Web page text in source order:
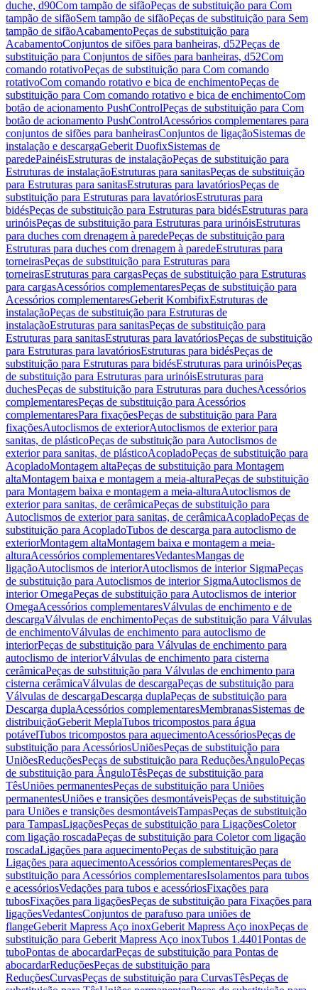
duche, d90Com tampão de sifãoPeças de substituição para Com
tampão de sifãoSem tampão de sifãoPeças de substituição para Sem
tampão de sifãoAcabamentoPeças de substituição para
AcabamentoConjuntos de sifões para banheiras, d52Peças de
substituição para Conjuntos de sifões para banheiras, d52Com
comando rotativoPeças de substituição para Com comando
rotativoCom comando rotativo e bica de enchimentoPeças de
substituição para Com comando rotativo e bica de enchimentoCom
botão de acionamento PushControlPeças de substituição para Com
botão de acionamento PushControlAcessórios complementares para
conjuntos de sifões para banheirasConjuntos de ligaçãoSistemas de
instalação e descargaGeberit DuofixSistemas de
paredePainéisEstruturas de instalaçãoPeças de substituição para
Estruturas de instalaçãoEstruturas para sanitasPeças de substituição
para Estruturas para sanitasEstruturas para lavatóriosPeças de
substituição para Estruturas para lavatóriosEstruturas para
bidésPeças de substituição para Estruturas para bidésEstruturas para
urinóisPeças de substituição para Estruturas para urinóisEstruturas
para duches com drenagem à paredePeças de substituição para
Estruturas para duches com drenagem à paredeEstruturas para
torneirasPeças de substituição para Estruturas para
torneirasEstruturas para cargasPeças de substituição para Estruturas
para cargasAcessórios complementaresPeças de substituição para
Acessórios complementaresGeberit KombifixEstruturas de
instalaçãoPeças de substituição para Estruturas de
instalaçãoEstruturas para sanitasPeças de substituição para
Estruturas para sanitasEstruturas para lavatóriosPeças de substituição
para Estruturas para lavatóriosEstruturas para bidésPeças de
substituição para Estruturas para bidésEstruturas para urinóisPeças
de substituição para Estruturas para urinóisEstruturas para
duchesPeças de substituição para Estruturas para duchesAcessórios
complementaresPeças de substituição para Acessórios
complementaresPara fixaçõesPeças de substituição para Para
fixaçõesAutoclismos de exteriorAutoclismos de exterior para
sanitas, de plásticoPeças de substituição para Autoclismos de
exterior para sanitas, de plásticoAcopladoPeças de substituição para
AcopladoMontagem altaPeças de substituição para Montagem
altaMontagem baixa e montagem a meia-alturaPeças de substituição
para Montagem baixa e montagem a meia-alturaAutoclismos de
exterior para sanitas, de cerâmicaPeças de substituição para
Autoclismos de exterior para sanitas, de cerâmicaAcopladoPeças de
substituição para AcopladoTubos de descarga para autoclismo de
exteriorMontagem altaMontagem baixa e montagem a meia-
alturaAcessórios complementaresVedantesMangas de
ligaçãoAutoclismos de interiorAutoclismos de interior SigmaPeças
de substituição para Autoclismos de interior SigmaAutoclismos de
interior OmegaPeças de substituição para Autoclismos de interior
OmegaAcessórios complementaresVálvulas de enchimento e de
descargaVálvulas de enchimentoPeças de substituição para Válvulas
de enchimentoVálvulas de enchimento para autoclismo de
interiorPeças de substituição para Válvulas de enchimento para
autoclismo de interiorVálvulas de enchimento para cisterna
cerâmicaPeças de substituição para Válvulas de enchimento para
cisterna cerâmicaVálvulas de descargaPeças de substituição para
Válvulas de descargaDescarga duplaPeças de substituição para
Descarga duplaAcessórios complementaresMembranasSistemas de
distribuiçãoGeberit MeplaTubos tricompostos para água
potávelTubos tricompostos para aquecimentoAcessóriosPeças de
substituição para AcessóriosUniõesPeças de substituição para
UniõesReduçõesPeças de substituição para ReduçõesÂnguloPeças
de substituição para ÂnguloTêsPeças de substituição para
TêsUniões permanentesPeças de substituição para Uniões
permanentesUniões e transições desmontáveisPeças de substituição
para Uniões e transições desmontáveisTampasPeças de substituição
para TampasLigaçõesPeças de substituição para LigaçõesColetor
com ligação roscadaPeças de substituição para Coletor com ligação
roscadaLigações para aquecimentoPeças de substituição para
Ligações para aquecimentoAcessórios complementaresPeças de
substituição para Acessórios complementaresIsolamentos para tubos
e acessóriosVedações para tubos e acessóriosFixações para
tubosFixações para ligaçõesPeças de substituição para Fixações para
ligaçõesVedantesConjuntos de parafuso para uniões de
flangeGeberit Mapress Aço inoxGeberit Mapress Aço inoxPeças de
substituição para Geberit Mapress Aço inoxTubos 1.4401Pontas de
tuboPontas de abocardarPeças de substituição para Pontas de
abocardarReduçõesPeças de substituição para
ReduçõesCurvasPeças de substituição para CurvasTêsPeças de